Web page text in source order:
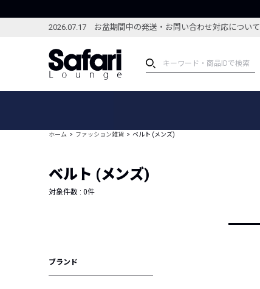
2026.07.17 お盆期間中の発送・お問い合わせ対応について
ブランドから探す
新着アイテム
編集部のおすすめアイテム
ホーム ファッション雑貨 ベルト (メンズ)
ベルト (メンズ)
対象件数 : 0件
ブランド